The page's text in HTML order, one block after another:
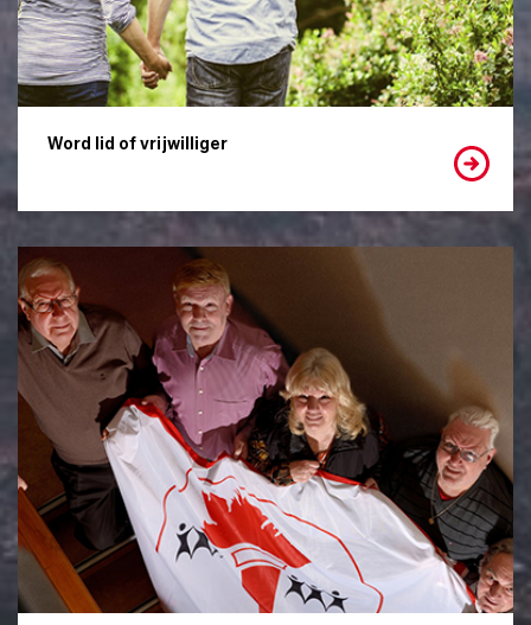
Word lid of vrijwilliger